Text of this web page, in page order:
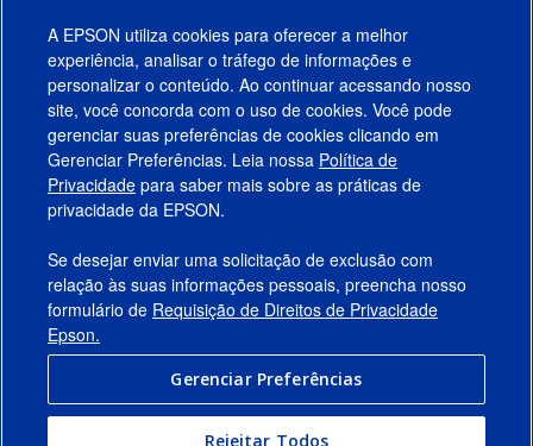
Produtos
Suporte
Links Sugeridos
Empresa
Conecte-se com a Epson
A EPSON utiliza cookies para oferecer a melhor
experiência, analisar o tráfego de informações e
personalizar o conteúdo. Ao continuar acessando nosso
site, você concorda com o uso de cookies. Você pode
gerenciar suas preferências de cookies clicando em
Gerenciar Preferências. Leia nossa Política de
Privacidade para saber mais sobre as práticas de
privacidade da EPSON.
Se desejar enviar uma solicitação de exclusão com
relação às suas informações pessoais, preencha nosso
formulário de Requisição de Direitos de Privacidade
Epson.
Gerenciar Preferências
Rejeitar Todos